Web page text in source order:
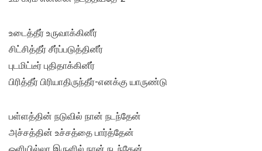
உடைத்தீர் உருவாக்கினீர்
சிட்சித்தீர் சீர்ப்படுத்தினீர்
புடமிட்டீர் புதிதாக்கினீர்
பிரித்தீர் பிரியாதிருந்தீர்-எனக்கு யாருண்டு
பள்ளத்தின் நடுவில் நான் நடந்தேன்
அச்சத்தின் உச்சத்தை பார்த்தேன்